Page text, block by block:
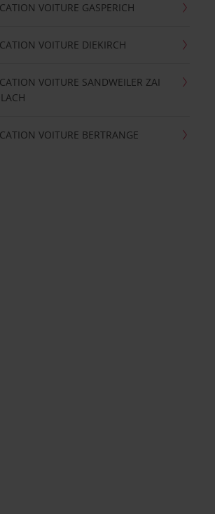
VOITURE GASPERICH
VOITURE DIEKIRCH
VOITURE SANDWEILER ZAI
VOITURE BERTRANGE